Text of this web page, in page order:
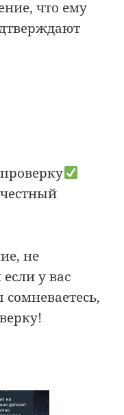
что ему
не
у вас